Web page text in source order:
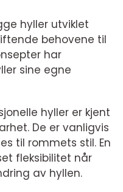
hyller utviklet
behovene til
har
sine egne
hyller er kjent
De er vanligvis
til rommets stil. En
fleksibilitet når
av hyllen.